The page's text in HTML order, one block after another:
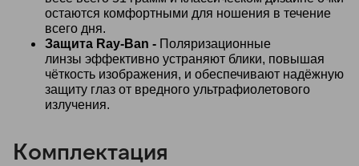
остаются комфортными для ношения в течение
всего дня.
Защита Ray-Ban - Поляризационные
линзы эффективно устраняют блики, повышая
чёткость изображения, и обеспечивают надёжную
защиту глаз от вредного ультрафиолетового
излучения.
Комплектация